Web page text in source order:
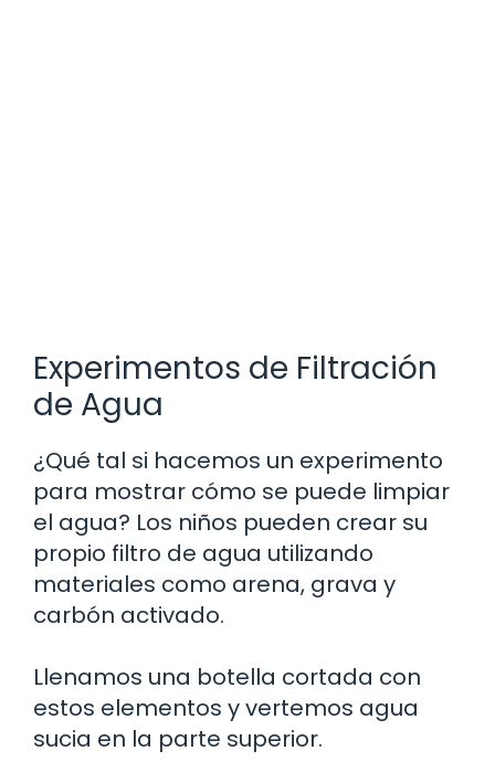
Experimentos de Filtración
de Agua
¿Qué tal si hacemos un experimento
para mostrar cómo se puede limpiar
el agua? Los niños pueden crear su
propio filtro de agua utilizando
materiales como arena, grava y
carbón activado.
Llenamos una botella cortada con
estos elementos y vertemos agua
sucia en la parte superior.